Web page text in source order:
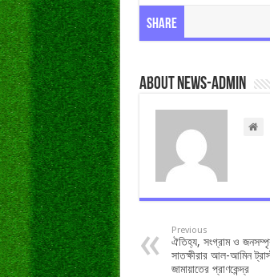
Share
About news-admin
Previous
ঐতিহ্য, সংগ্রাম ও
সাতক্ষীরার আল-আমিন
জামায়াতের প্রাণকেন্দ্র